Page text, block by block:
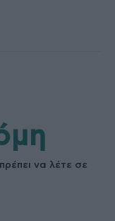
να λέτε σε